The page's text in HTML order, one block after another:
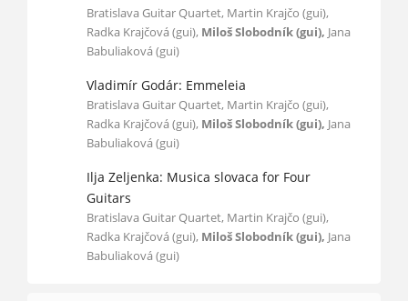
Bratislava Guitar Quartet, Martin Krajčo (gui),
Radka Krajčová (gui), Miloš Slobodník (gui), Jana
Babuliaková (gui)
Vladimír Godár: Emmeleia
Bratislava Guitar Quartet, Martin Krajčo (gui),
Radka Krajčová (gui), Miloš Slobodník (gui), Jana
Babuliaková (gui)
Ilja Zeljenka: Musica slovaca for Four
Guitars
Bratislava Guitar Quartet, Martin Krajčo (gui),
Radka Krajčová (gui), Miloš Slobodník (gui), Jana
Babuliaková (gui)